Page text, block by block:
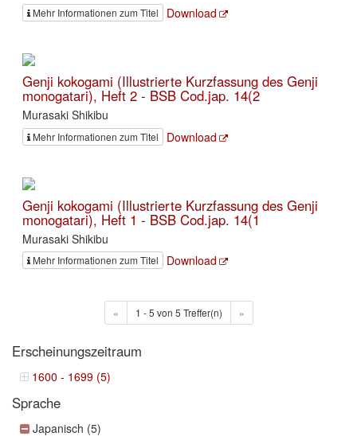
Mehr Informationen zum Titel Download
Genji kokogami (Illustrierte Kurzfassung des Genji
monogatari), Heft 2 - BSB Cod.jap. 14(2
Murasaki Shikibu
Mehr Informationen zum Titel Download
Genji kokogami (Illustrierte Kurzfassung des Genji
monogatari), Heft 1 - BSB Cod.jap. 14(1
Murasaki Shikibu
Mehr Informationen zum Titel Download
« 1 - 5 von 5 Treffer(n) »
Erscheinungszeitraum
1600 - 1699 (5)
Sprache
Japanisch (5)